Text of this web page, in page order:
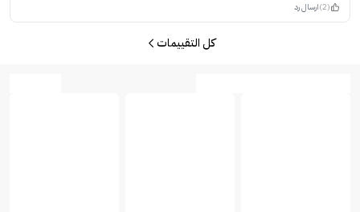
(2) ارسال رد
كل التقييمات